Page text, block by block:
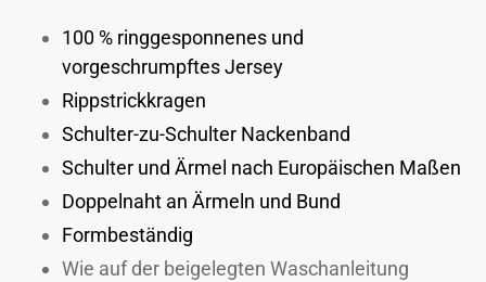
100 % ringgesponnenes und
vorgeschrumpftes Jersey
Rippstrickkragen
Schulter-zu-Schulter Nackenband
Schulter und Ärmel nach Europäischen Maßen
Doppelnaht an Ärmeln und Bund
Formbeständig
Wie auf der beigelegten Waschanleitung